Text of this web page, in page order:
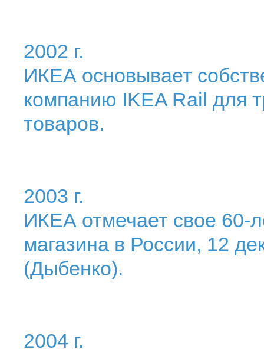
2002 г.
ИКЕА основывает
компанию IKEA Rail для
товаров.
2003 г.
ИКЕА отмечает свое 60-
магазина в России, 12
(Дыбенко).
2004 г.